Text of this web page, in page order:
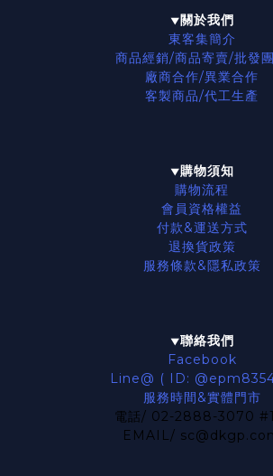
▼關於我們
東客集簡介
商品經銷/商品寄賣/批發
廠商合作/異業合作
客製商品/代工生產
▼購物須知
購物流程
會員資格權益
付款&運送方式
退換貨政策
服務條款&隱私政策
▼聯絡我們
Facebook
Line@ ( ID:
服務時間&實體門市
電話/ 02-2888-3070
EMAIL/